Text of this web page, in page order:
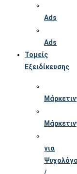
Ads
Ads
Τομείς
Εξειδίκευσης
για
Ψυχολόγο